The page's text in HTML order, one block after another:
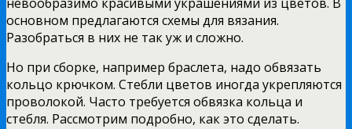
основном предлагаются схемы для вязания.
Разобраться в них не так уж и сложно.
Но при сборке, например браслета, надо обвязать
кольцо крючком. Стебли цветов иногда укрепляются
проволокой. Часто требуется обвязка кольца и
стебля. Рассмотрим подробно, как это сделать.